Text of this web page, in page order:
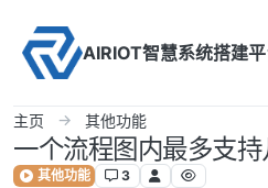
AIRIOT智慧系统搭建
主页 其他功能
一个流程图内最多支持
其他功能 3